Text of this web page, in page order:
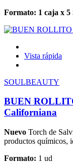
Formato: 1 caja x 5
Vista rápida
SOULBEAUTY
BUEN
Californiana
Nuevo Torch de
productos químicos,
Formato: 1 ud